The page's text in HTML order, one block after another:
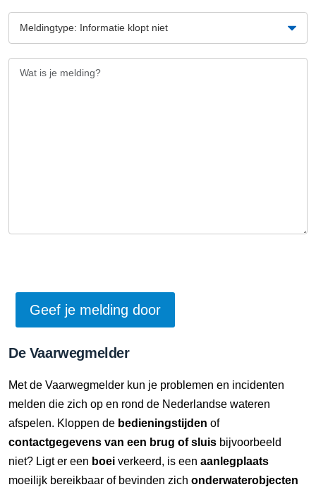
De Vaarwegmelder
Met de Vaarwegmelder kun je problemen en incidenten
melden die zich op en rond de Nederlandse wateren
afspelen. Kloppen de bedieningstijden of
contactgegevens van een brug of sluis bijvoorbeeld
niet? Ligt er een boei verkeerd, is een aanlegplaats
moeilijk bereikbaar of bevinden zich onderwaterobjecten